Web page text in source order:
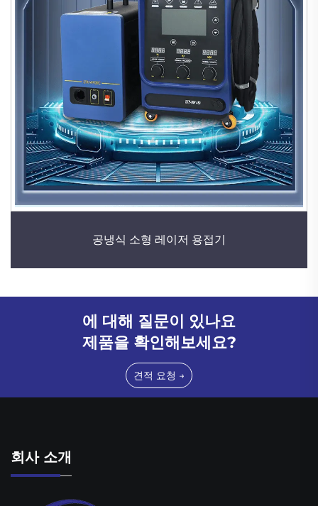
공냉식 소형 레이저 용접기
에 대해 질문이 있나요
제품을 확인해보세요?
견적 요청 →
회사 소개